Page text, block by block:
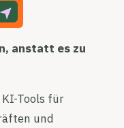
anstatt es zu
Tools für
und